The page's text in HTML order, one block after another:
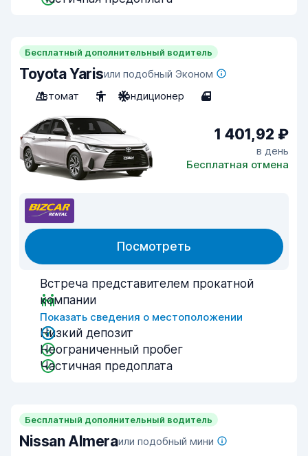
Бесплатный дополнительный водитель
Toyota Yarisили подобный Эконом
Автомат
5 Кондиционер 4
1 401,92 ₽
в день
Бесплатная отмена
Посмотреть
Встреча представителем прокатной
компании
Показать сведения о местоположении
Низкий депозит
Неограниченный пробег
Частичная предоплата
Бесплатный дополнительный водитель
Nissan Almeraили подобный мини